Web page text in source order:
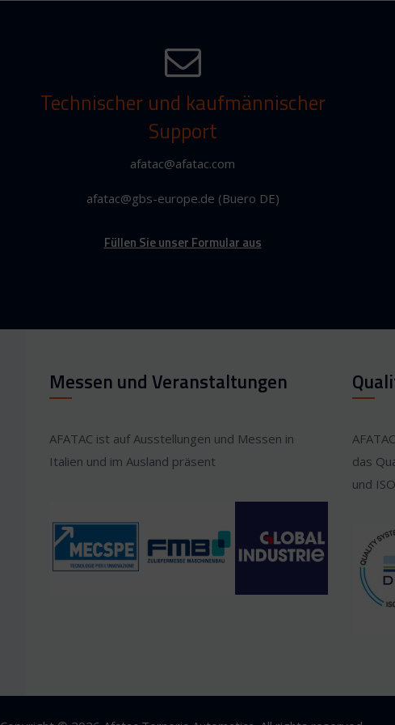
Technischer und kaufmännischer
Support
afatac@afatac.com
afatac@gbs-europe.de (Buero DE)
Füllen Sie unser Formular aus
Messen und Veranstaltungen
AFATAC ist auf Ausstellungen und Messen in
Italien und im Ausland präsent
das
und